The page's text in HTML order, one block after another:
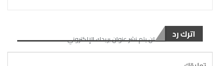
اترك رد لن يتم نشر عنوان بريدك الإلكتروني.